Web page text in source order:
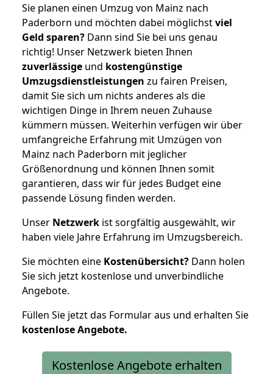
Sie planen einen Umzug von Mainz nach
Paderborn und möchten dabei möglichstviel
Geld sparen? Dann sind Sie bei uns genau
richtig! Unser Netzwerk bieten Ihnen
zuverlässige und kostengünstige
Umzugsdienstleistungen zu fairen Preisen,
damit Sie sich um nichts anderes als die
wichtigen Dinge in Ihrem neuen Zuhause
kümmern müssen. Weiterhin verfügen wir über
umfangreiche Erfahrung mit Umzügen von
Mainz nach Paderborn mit jeglicher
Größenordnung und können Ihnen somit
garantieren, dass wir für jedes Budget eine
passende Lösung finden werden.
Unser Netzwerk ist sorgfältig ausgewählt, wir
haben viele Jahre Erfahrung im Umzugsbereich.
Sie möchten eine Kostenübersicht? Dann holen
Sie sich jetzt kostenlose und unverbindliche
Angebote.
Füllen Sie jetzt das Formular aus und erhalten Sie
kostenloseAngebote.
Kostenlose Angebote erhalten